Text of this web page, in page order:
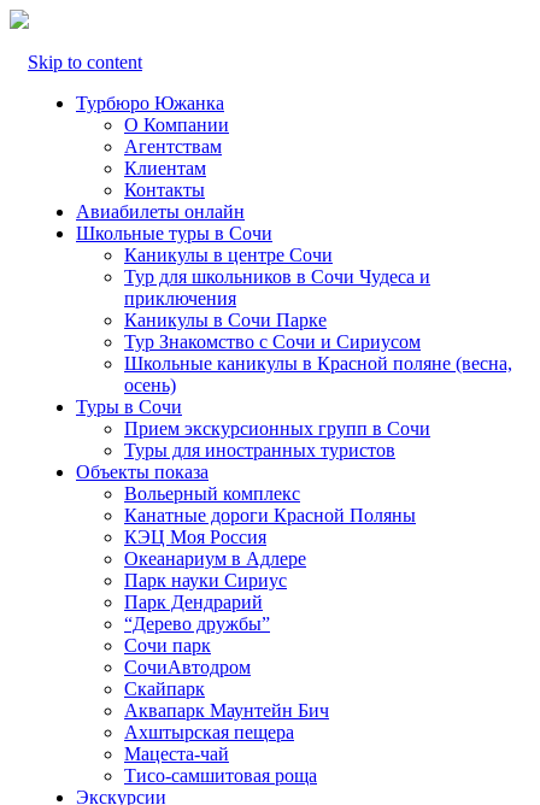
Skip to content
Турбюро Южанка
О Компании
Агентствам
Клиентам
Контакты
Авиабилеты онлайн
Школьные туры в Сочи
Каникулы в центре Сочи
Тур для школьников в Сочи Чудеса и
приключения
Каникулы в Сочи Парке
Тур Знакомство с Сочи и Сириусом
Школьные каникулы в Красной поляне (весна,
осень)
Туры в Сочи
Прием экскурсионных групп в Сочи
Туры для иностранных туристов
Объекты показа
Вольерный комплекс
Канатные дороги Красной Поляны
КЭЦ Моя Россия
Океанариум в Адлере
Парк науки Сириус
Парк Дендрарий
“Дерево дружбы”
Сочи парк
СочиАвтодром
Скайпарк
Аквапарк Маунтейн Бич
Ахштырская пещера
Мацеста-чай
Тисо-самшитовая роща
Экскурсии